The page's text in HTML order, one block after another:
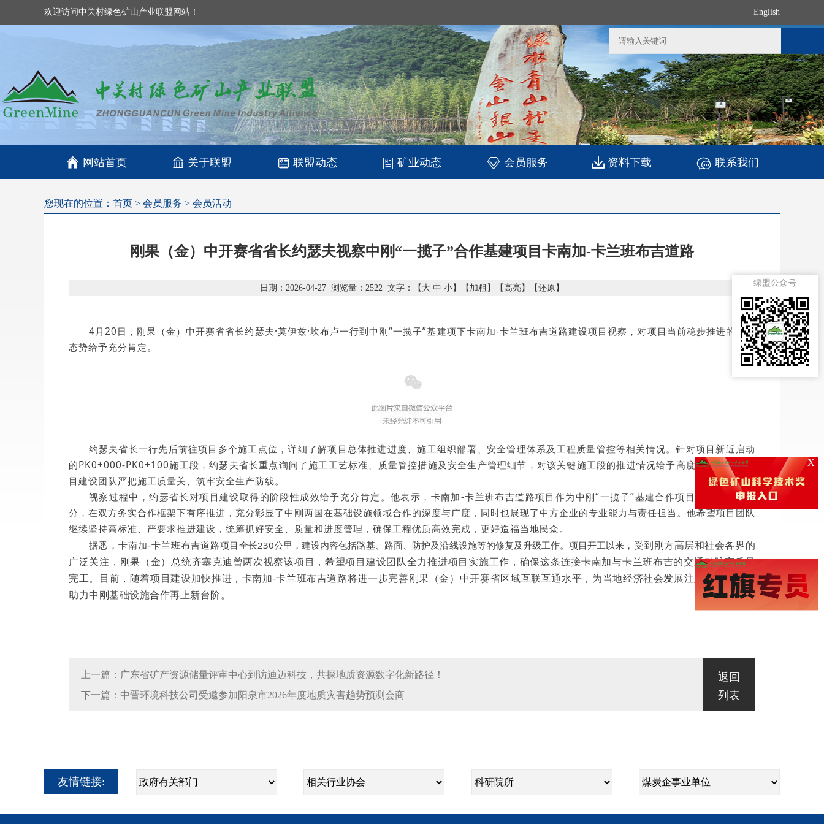
欢迎访问中关村绿色矿山产业联盟网站！ English
 网站首页 关于联盟 联盟动态 矿业动态 会员服务 资料下载 联系我们
您现在的位置： 首页 > 会员服务 > 会员活动
刚果（金）中开赛省省长约瑟夫视察中刚“一揽子”合作基建项目卡南加-卡兰班布吉道路
日期：2026-04-27 浏览量：2522 文字：【 大 中 小】【 加粗 】【 高亮】【还原 】
4月20日，刚果（金）中开赛省省长约瑟夫·莫伊兹·坎布卢一行到中刚“一揽子”基建项下卡南加-卡兰班布吉道路建设项目视察，对项目当前稳步推进的良好
态势给予充分肯定。
约瑟夫省长一行先后前往项目多个施工点位，详细了解项目总体推进进度、施工组织部署、安全管理体系及工程质量管控等相关情况。针对项目新近启动
的PK0+000-PK0+100施工段，约瑟夫省长重点询问了施工工艺标准、质量管控措施及安全生产管理细节，对该关键施工段的推进情况给予高度关注，要求项
目建设团队严把施工质量关、筑牢安全生产防线。
视察过程中，约瑟省长对项目建设取得的阶段性成效给予充分肯定。他表示，卡南加-卡兰班布吉道路项目作为中刚“一揽子”基建合作项目的重要组成部
分，在双方务实合作框架下有序推进，充分彰显了中刚两国在基础设施领域合作的深度与广度，同时也展现了中方企业的专业能力与责任担当。他希望项目团队
继续坚持高标准、严要求推进建设，统筹抓好安全、质量和进度管理，确保工程优质高效完成，更好造福当地民众。
据悉， 卡南加-卡兰班布吉道路项目全长230公里，建设内容包括路基、路面、防护及沿线设施等的修复及升级工作。项目开工以来， 受到刚方高层和社会各界的
广泛关注，刚果（金）总统齐塞克迪曾两次视察该项目 ，希望项目建设团队全力推进项目实施工作，确保这条连接卡南加与卡兰班布吉的交通动脉高质量
完工。目前，随着项目建设加快推进，卡南加-卡兰班布吉道路将进一步完善刚果（金）中开赛省区域互联互通水平，为当地经济社会发展注入强劲动力，
助力中刚基础设施合作再上新台阶。
上一篇：广东省矿产资源储量评审中心到访迪迈科技，共探地质资源数字化新路径！
下一篇：中晋环境科技公司受邀参加阳泉市2026年度地质灾害趋势预测会商
返回
列表
友情链接:
绿盟公众号
X